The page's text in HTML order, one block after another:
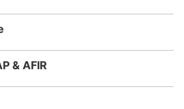
& AFIR